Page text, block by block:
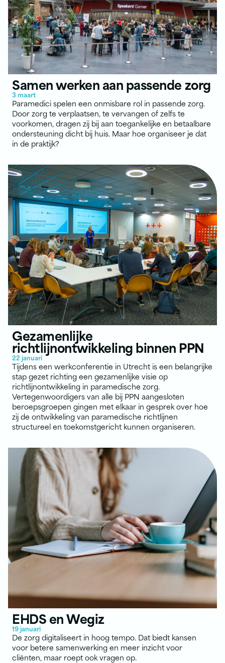
Samen werken aan passende zorg
3 maart
Paramedici spelen een onmisbare rol in passende zorg.
Door zorg te verplaatsen, te vervangen of zelfs te
voorkomen, dragen zij bij aan toegankelijke en betaalbare
ondersteuning dicht bij huis. Maar hoe organiseer je dat
in de praktijk?
Gezamenlijke
richtlijnontwikkeling binnen PPN
22 januari
Tijdens een werkconferentie in Utrecht is een belangrijke
stap gezet richting een gezamenlijke visie op
richtlijnontwikkeling in paramedische zorg.
Vertegenwoordigers van alle bij PPN aangesloten
beroepsgroepen gingen met elkaar in gesprek over hoe
zij de ontwikkeling van paramedische richtlijnen
structureel en toekomstgericht kunnen organiseren.
EHDS en Wegiz
19 januari
De zorg digitaliseert in hoog tempo. Dat biedt kansen
voor betere samenwerking en meer inzicht voor
cliënten, maar roept ook vragen op.